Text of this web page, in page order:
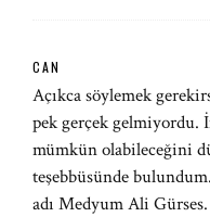
CAN
Açıkca söylemek
pek gerçek gelmiyordu.
mümkün olabileceğini
teşebbüsünde
adı Medyum Ali